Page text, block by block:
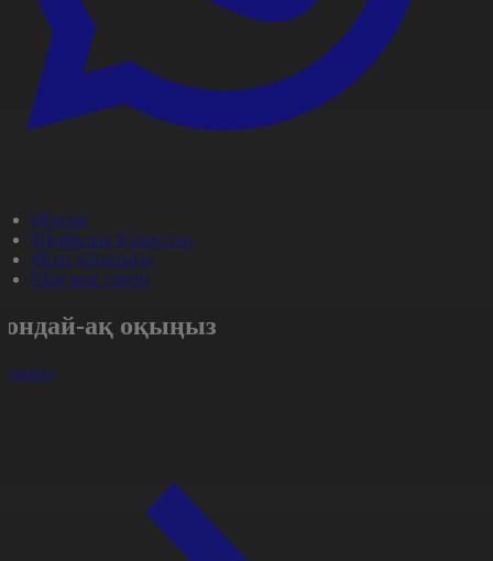
#Қоғам
#Цифрлық Қазақстан
#Күн жаңалығы
#Заң мен тәртіп
ақ оқыңыз